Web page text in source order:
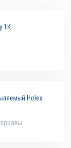
1K
Holex